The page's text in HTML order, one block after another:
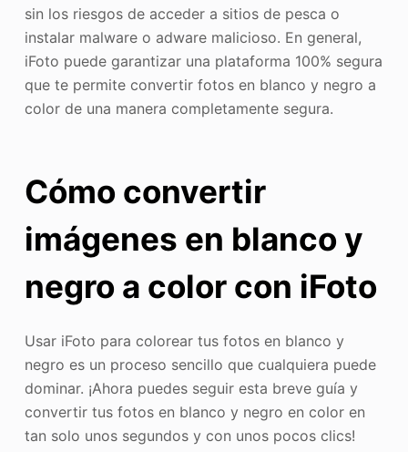
sin los riesgos de acceder a sitios de pesca o
instalar malware o adware malicioso. En general,
iFoto puede garantizar una plataforma 100% segura
que te permite convertir fotos en blanco y negro a
color de una manera completamente segura.
Cómo convertir
imágenes en blanco y
negro a color con iFoto
Usar iFoto para colorear tus fotos en blanco y
negro es un proceso sencillo que cualquiera puede
dominar. ¡Ahora puedes seguir esta breve guía y
convertir tus fotos en blanco y negro en color en
tan solo unos segundos y con unos pocos clics!